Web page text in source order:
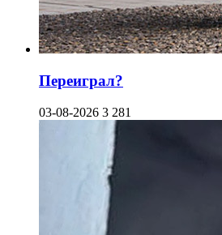
Переиграл?
03-08-2026 3 281